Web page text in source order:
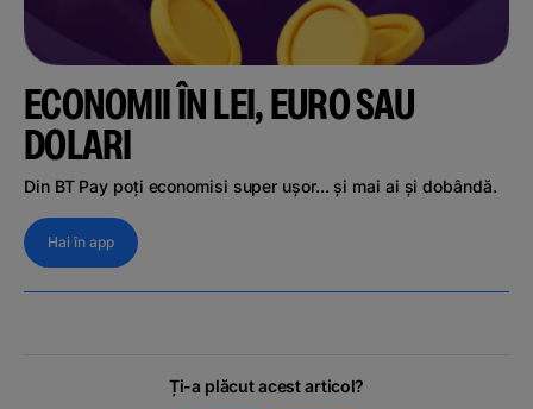
ECONOMII ÎN LEI, EURO SAU
DOLARI
Din BT Pay poți economisi super ușor... și mai ai și dobândă.
Hai în app
Ți-a plăcut acest articol?